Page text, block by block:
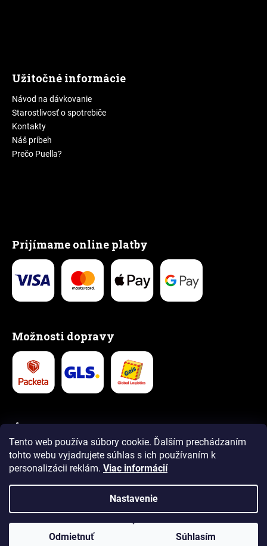
Tento web používa súbory cookie. Ďalším prechádzaním
tohto webu vyjadrujete súhlas s ich používaním k
personalizácii reklám. Viac informácií
Nastavenie
Odmietnuť Súhlasím
Užitočné informácie
Návod na dávkovanie
Starostlivosť o spotrebiče
Kontakty
Náš príbeh
Prečo Puella?
Prijímame online platby
Možnosti dopravy
👍 Vyše 1,5 milióna spokojných zákazníkov
Recenzie
4,9 5,0
Copyright 2026www.puellapartner.com. Všetky práva